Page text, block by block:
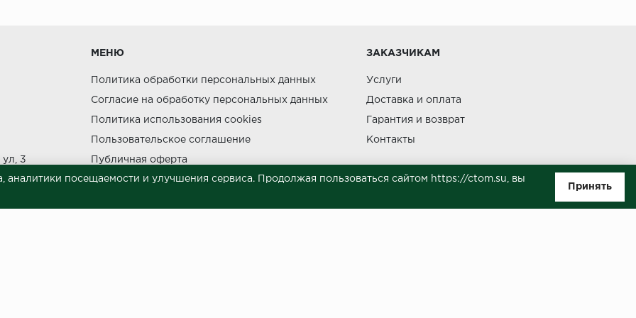
3
МЕНЮ
Политика обработки персональных данных
Согласие на обработку персональных данных
Политика использования cookies
Пользовательское соглашение
Публичная оферта
Сведения о продавце (реквизиты)
ЗАКАЗЧИКАМ
Услуги
Доставка и оплата
Гарантия и возврат
Контакты
посещаемости и улучшения сервиса. Продолжая пользоваться сайтом https://ctom.su, вы
Принять